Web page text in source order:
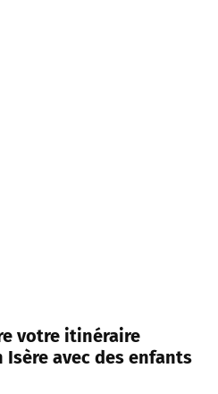
votre itinéraire
avec des enfants